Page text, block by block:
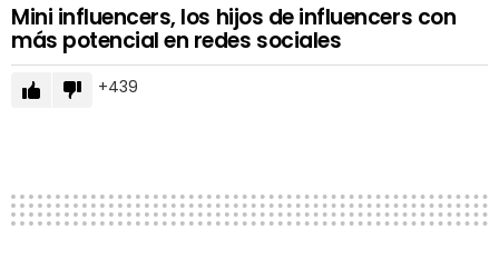
Mini influencers, los hijos de influencers con
más potencial en redes sociales
439